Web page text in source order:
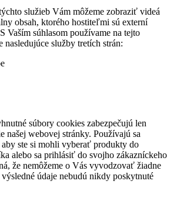
služieb Vám môžeme zobraziť videá
obsah, ktorého hostiteľmi sú externí
Vaším súhlasom používame na tejto
nasledujúce služby tretích strán:
súbory cookies zabezpečujú len
našej webovej stránky. Používajú sa
ste si mohli vyberať produkty do
alebo sa prihlásiť do svojho zákazníckeho
že nemôžeme o Vás vyvodzovať žiadne
údaje nebudú nikdy poskytnuté